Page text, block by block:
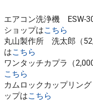
エアコン洗浄機 ESW-
ショップはこちら
丸山製作所 洗太郎（
はこちら
ワンタッチカプラ（
こちら
カムロックカップリン
ップはこちら